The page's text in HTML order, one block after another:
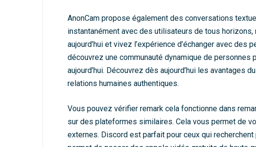
AnonCam propose également des conversations
instantanément avec des utilisateurs de tous horizons,
aujourd’hui et vivez l’expérience d’échanger avec
découvrez une communauté dynamique de
aujourd’hui. Découvrez dès aujourd’hui les
relations humaines authentiques.
Vous pouvez vérifier remark cela fonctionne dans
sur des plateformes similaires. Cela vous permet de
externes. Discord est parfait pour ceux qui